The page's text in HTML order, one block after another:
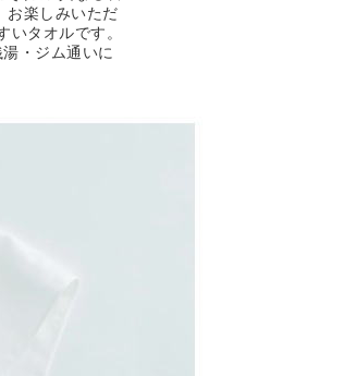
お楽しみいただ
いタオルです。
・ジム通いに